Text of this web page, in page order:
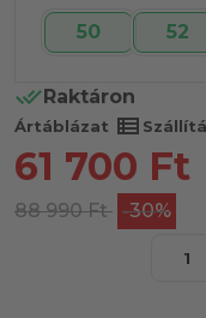
50 52
Raktáron
Ártáblázat view_list
61 700 Ft
88 990 Ft -30%